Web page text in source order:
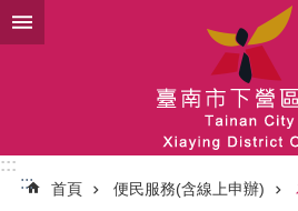
跳到主要內容區塊
:::
:::
首頁 便民服務(含線上申辦)